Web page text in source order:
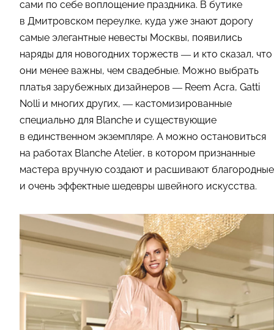
сами по себе воплощение праздника. В бутике
в Дмитровском переулке, куда уже знают дорогу
самые элегантные невесты Москвы, появились
наряды для новогодних торжеств — и кто сказал, что
они менее важны, чем свадебные. Можно выбрать
платья зарубежных дизайнеров — Reem Acra, Gatti
Nolli и многих других, — кастомизированные
специально для Blanche и существующие
в единственном экземпляре. А можно остановиться
на работах Blanche Atelier, в котором признанные
мастера вручную создают и расшивают благородные
и очень эффектные шедевры швейного искусства.